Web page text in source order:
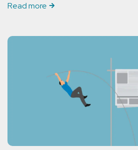
Read more